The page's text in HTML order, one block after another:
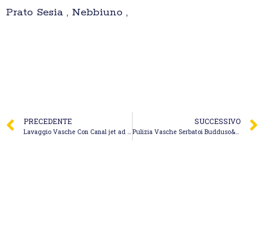
Prato Sesia , Nebbiuno ,
PRECEDENTE
Lavaggio Vasche Con Canal jet ad alta Pressione Brescia
SUCCESSIVO
Pulizia Vasche Serbatoi Budduso&#x27 – Termoidraulica P.D. Service di Pietro Deledda